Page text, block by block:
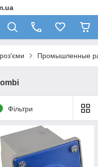
Промышленные
Фільтри